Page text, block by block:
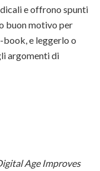
e offrono spunti
buon motivo per
e leggerlo o
argomenti di
Age Improves